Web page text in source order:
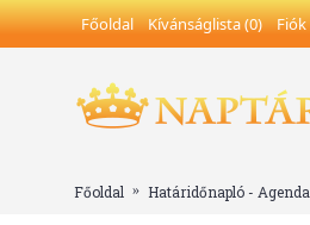
Főoldal Kívánságlista (0) Fiók
Főoldal Határidőnapló - Agenda